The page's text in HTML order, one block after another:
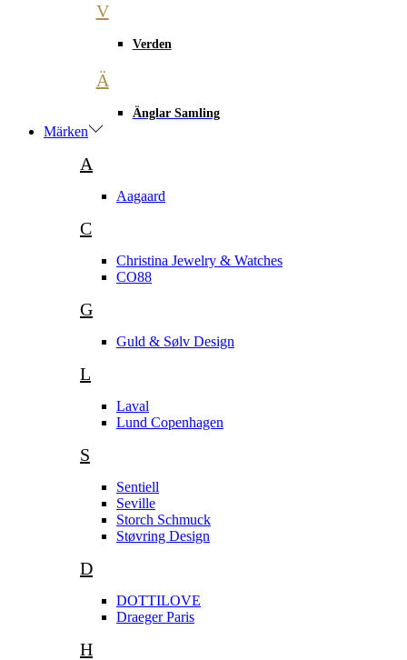
V
Verden
Ä
Änglar Samling
Märken
A
Aagaard
C
Christina Jewelry & Watches
CO88
G
Guld & Sølv Design
L
Laval
Lund Copenhagen
S
Sentiell
Seville
Storch Schmuck
Støvring Design
D
DOTTILOVE
Draeger Paris
H